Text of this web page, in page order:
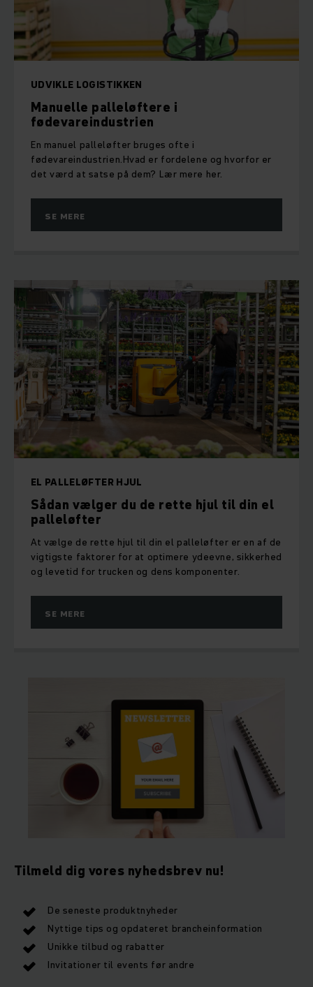
UDVIKLE LOGISTIKKEN
Manuelle palleløftere i
fødevareindustrien
En manuel palleløfter bruges ofte i
fødevareindustrien.Hvad er fordelene og hvorfor er
det værd at satse på dem? Lær mere her.
SE MERE
EL PALLELØFTER HJUL
Sådan vælger du de rette hjul til din el
palleløfter
At vælge de rette hjul til din el palleløfter er en af de
vigtigste faktorer for at optimere ydeevne, sikkerhed
og levetid for trucken og dens komponenter.
SE MERE
Tilmeld dig vores nyhedsbrev nu!
De seneste produktnyheder
Nyttige tips og opdateret brancheinformation
Unikke tilbud og rabatter
Invitationer til events før andre